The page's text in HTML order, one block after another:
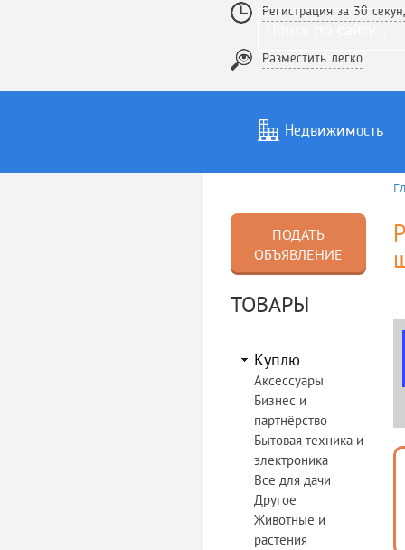
Регистрация за 30
Разместить легко
Недвижимость
Услуги
ПОДАТЬ
ОБЪЯВЛЕНИЕ
ТОВАРЫ
Куплю
Аксессуары
Бизнес и
партнёрство
Бытовая техника и
электроника
Все для дачи
Другое
Животные и
растения